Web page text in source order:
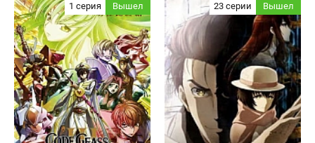
1 серия Вышел 23 серии Вышел